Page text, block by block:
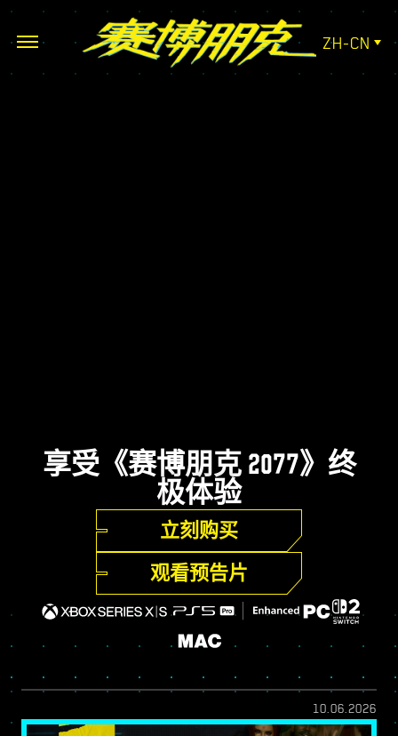
ZH-CN
享受《赛博朋克 2077》终
极体验
立刻购买
观看预告片
10.06.2026